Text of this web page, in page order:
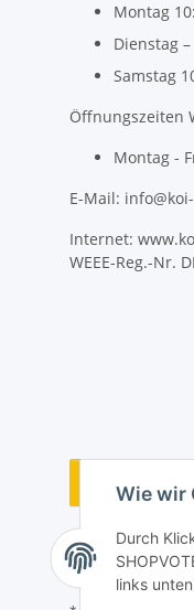
Wie wir
Durch
links
Montag
Dienstag
Samstag
Öffnungszeiten
Montag -
E-Mail:
Internet:
WEEE-Reg.-Nr.